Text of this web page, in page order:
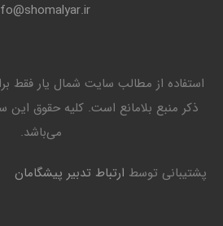
استفاده از مطالب سایت شمال یار فقط
ذکر منبع بلامانع است. کليه حقوق اين
می‌باشد.
پشتیبانی توسط ارتباط تدبیر پیشگامان